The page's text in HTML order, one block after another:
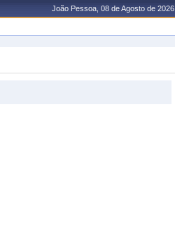
João Pessoa, 08 de Agosto de 2026